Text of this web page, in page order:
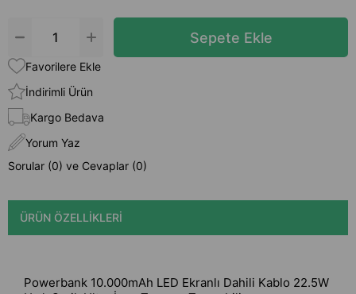
Favorilere Ekle
İndirimli Ürün
Kargo Bedava
Yorum Yaz
Sorular (0) ve Cevaplar (0)
ÜRÜN ÖZELLIKLERI
Powerbank 10.000mAh LED Ekranlı Dahili Kablo 22.5W